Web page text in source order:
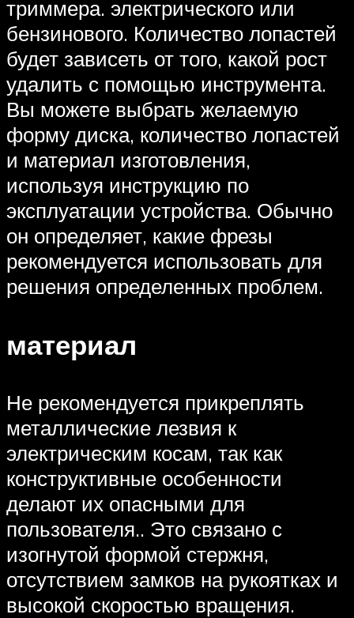
триммера. электрического или
бензинового. Количество лопастей
будет зависеть от того, какой рост
удалить с помощью инструмента.
Вы можете выбрать желаемую
форму диска, количество лопастей
и материал изготовления,
используя инструкцию по
эксплуатации устройства. Обычно
он определяет, какие фрезы
рекомендуется использовать для
решения определенных проблем.
материал
Не рекомендуется прикреплять
металлические лезвия к
электрическим косам, так как
конструктивные особенности
делают их опасными для
пользователя.. Это связано с
изогнутой формой стержня,
отсутствием замков на рукоятках и
высокой скоростью вращения.